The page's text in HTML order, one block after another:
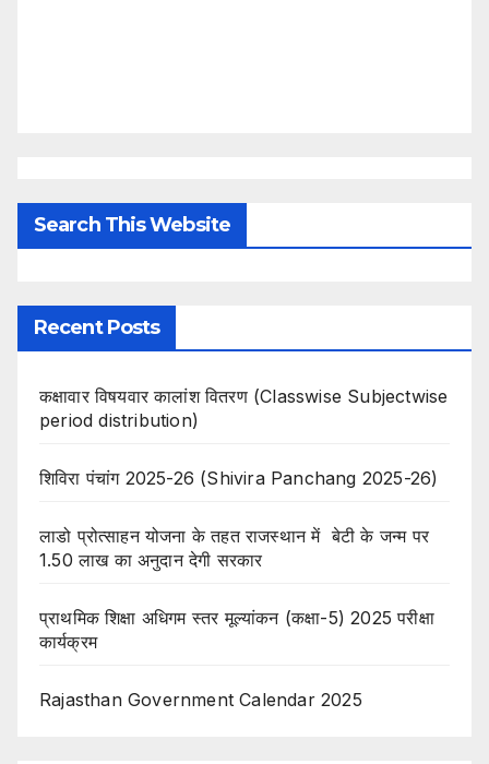
Search This Website
Recent Posts
कक्षावार विषयवार कालांश वितरण (Classwise Subjectwise
period distribution)
शिविरा पंचांग 2025-26 (Shivira Panchang 2025-26)
लाडो प्रोत्साहन योजना के तहत राजस्थान में बेटी के जन्म पर
1.50 लाख का अनुदान देगी सरकार
प्राथमिक शिक्षा अधिगम स्तर मूल्यांकन (कक्षा-5) 2025 परीक्षा
कार्यक्रम
Rajasthan Government Calendar 2025